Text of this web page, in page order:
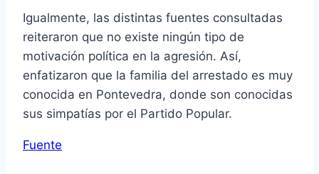
Igualmente, las distintas fuentes consultadas
reiteraron que no existe ningún tipo de
motivación política en la agresión. Así,
enfatizaron que la familia del arrestado es muy
conocida en Pontevedra, donde son conocidas
sus simpatías por el Partido Popular.
Fuente